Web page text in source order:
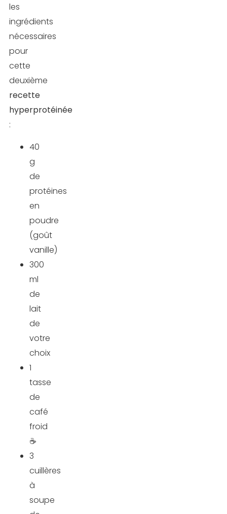
les
ingrédients
nécessaires
pour
cette
deuxième
recette
hyperprotéinée
:
40
g
de
protéines
en
poudre
(goût
vanille)
300
ml
de
lait
de
votre
choix
1
tasse
de
café
froid
☕
3
cuillères
à
soupe